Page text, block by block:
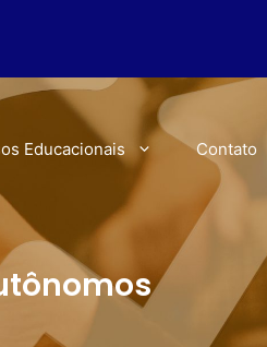
Educacionais Contato